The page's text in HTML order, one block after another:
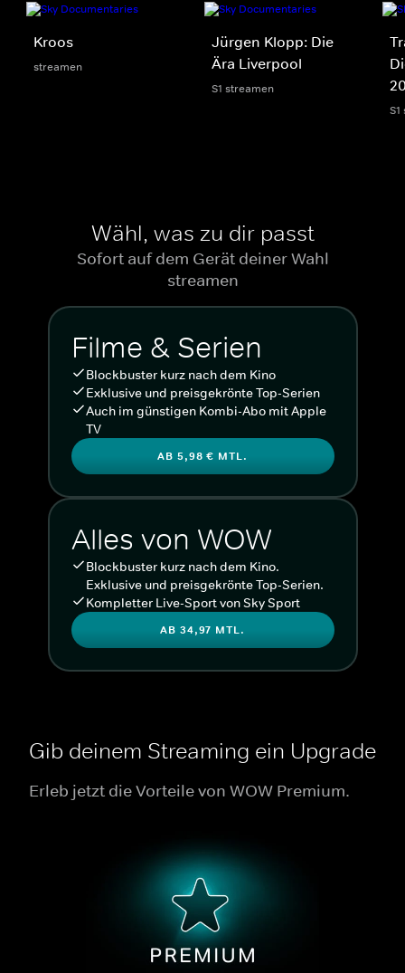
Kroos
streamen
Jürgen Klopp: Die
Ära Liverpool
S1 streamen
Wähl, was zu dir passt
Sofort auf dem Gerät deiner Wahl
streamen
Filme & Serien
Blockbuster kurz nach dem Kino
Exklusive und preisgekrönte Top-Serien
Auch im günstigen Kombi-Abo mit Apple
TV
AB 5,98 € MTL.
Alles von WOW
Blockbuster kurz nach dem Kino.
Exklusive und preisgekrönte Top-Serien.
Kompletter Live-Sport von Sky Sport
AB 34,97 MTL.
Gib deinem Streaming ein Upgrade
Erleb jetzt die Vorteile von WOW Premium.